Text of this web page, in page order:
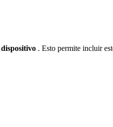
dispositivo . Esto permite incluir